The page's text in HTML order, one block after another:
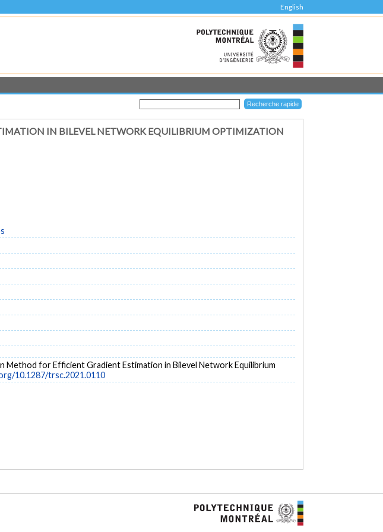
English
IN BILEVEL NETWORK EQUILIBRIUM OPTIMIZATION
Method for Efficient Gradient Estimation in Bilevel Network Equilibrium
10.1287/trsc.2021.0110